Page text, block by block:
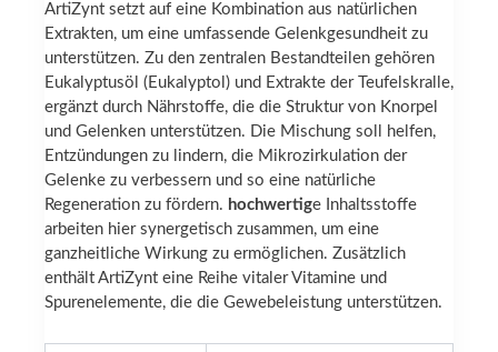
ArtiZynt setzt auf eine Kombination aus natürlichen
Extrakten, um eine umfassende Gelenkgesundheit zu
unterstützen. Zu den zentralen Bestandteilen gehören
Eukalyptusöl (Eukalyptol) und Extrakte der Teufelskralle,
ergänzt durch Nährstoffe, die die Struktur von Knorpel
und Gelenken unterstützen. Die Mischung soll helfen,
Entzündungen zu lindern, die Mikrozirkulation der
Gelenke zu verbessern und so eine natürliche
Regeneration zu fördern. hochwertige Inhaltsstoffe
arbeiten hier synergetisch zusammen, um eine
ganzheitliche Wirkung zu ermöglichen. Zusätzlich
enthält ArtiZynt eine Reihe vitaler Vitamine und
Spurenelemente, die die Gewebeleistung unterstützen.